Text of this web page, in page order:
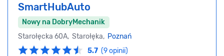
SmartHubAuto
Nowy na DobryMechanik
Starołęcka 60A, Starołęka, Poznań
5.7 (9 opinii)